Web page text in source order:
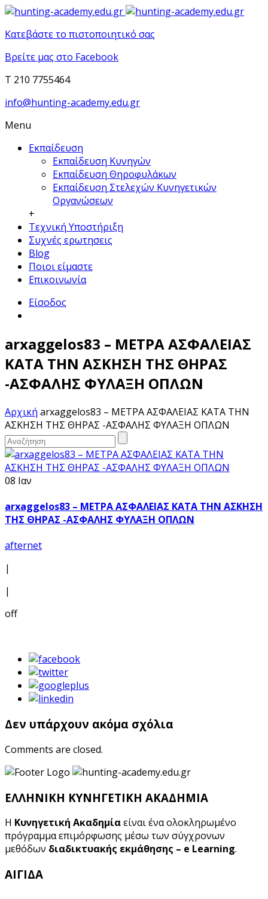
Κατεβάστε το πιστοποιητικό σας
Βρείτε μας στο Facebook
T 210 7755464
info@hunting-academy.edu.gr
Menu
Εκπαίδευση
Εκπαίδευση Κυνηγών
Εκπαίδευση Θηροφυλάκων
Εκπαίδευση Στελεχών Κυνηγετικών
Οργανώσεων
+
Τεχνική Υποστήριξη
Συχνές ερωτησεις
Blog
Ποιοι είμαστε
Επικοινωνία
Είσοδος
arxaggelos83 – ΜΕΤΡΑ ΑΣΦΑΛΕΙΑΣ
ΚΑΤΑ ΤΗΝ ΑΣΚΗΣΗ ΤΗΣ ΘΗΡΑΣ
-ΑΣΦΑΛΗΣ ΦΥΛΑΞΗ ΟΠΛΩΝ
Αρχική arxaggelos83 – ΜΕΤΡΑ ΑΣΦΑΛΕΙΑΣ ΚΑΤΑ ΤΗΝ
ΑΣΚΗΣΗ ΤΗΣ ΘΗΡΑΣ -ΑΣΦΑΛΗΣ ΦΥΛΑΞΗ ΟΠΛΩΝ
08 Ιαν
arxaggelos83 – ΜΕΤΡΑ ΑΣΦΑΛΕΙΑΣ ΚΑΤΑ ΤΗΝ ΑΣΚΗΣΗ
ΤΗΣ ΘΗΡΑΣ -ΑΣΦΑΛΗΣ ΦΥΛΑΞΗ ΟΠΛΩΝ
afternet
|
|
off
Δεν υπάρχουν ακόμα σχόλια
Comments are closed.
ΕΛΛΗΝΙΚΗ ΚΥΝΗΓΕΤΙΚΗ ΑΚΑΔΗΜΙΑ
Η Κυνηγετική Ακαδημίαείναι ένα ολοκληρωμένο
πρόγραμμα επιμόρφωσης μέσω των σύγχρονων
μεθόδων διαδικτυακής εκμάθησης – e Learning.
ΑΙΓΙΔΑ